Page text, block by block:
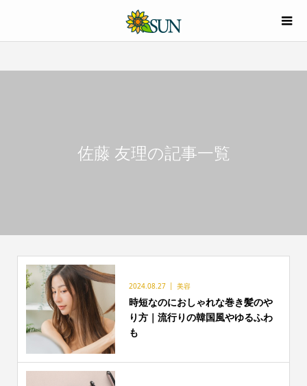
佐藤 友理の記事一覧
2024.08.27 美容
時短なのにおしゃれな巻き髪のや
り方｜流行りの韓国風やゆるふわ
も